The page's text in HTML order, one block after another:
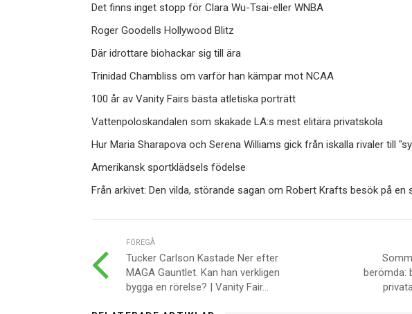
Det finns inget stopp för Clara Wu-Tsai-eller WNBA
Roger Goodells Hollywood Blitz
Där idrottare biohackar sig till ära
Trinidad Chambliss om varför han kämpar mot NCAA
100 år av Vanity Fairs bästa atletiska porträtt
Vattenpoloskandalen som skakade LA:s mest elitära privatskola
Hur Maria Sharapova och Serena Williams gick från iskalla rivaler till
Amerikansk sportklädsels födelse
Från arkivet: Den vilda, störande sagan om Robert Krafts besök på en
FÖREGÅ
Tucker Carlson Kastade Ner efter
MAGA Gauntlet. Kan han verkligen
bygga en rörelse? | Vanity Fair...
berömda: